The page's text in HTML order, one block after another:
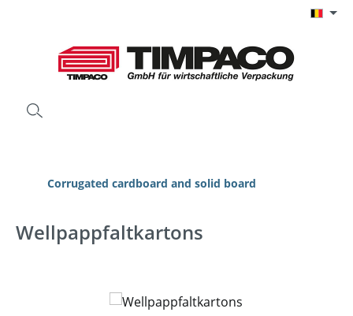
Corrugated cardboard and solid board
Wellpappfaltkartons
Afbeeldingengalerij overslaan